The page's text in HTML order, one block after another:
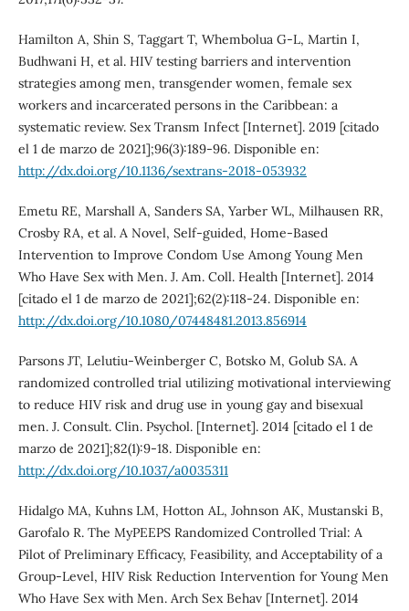
Hamilton A, Shin S, Taggart T, Whembolua G-L, Martin I,
Budhwani H, et al. HIV testing barriers and intervention
strategies among men, transgender women, female sex
workers and incarcerated persons in the Caribbean: a
systematic review. Sex Transm Infect [Internet]. 2019 [citado
el 1 de marzo de 2021];96(3):189-96. Disponible en:
http://dx.doi.org/10.1136/sextrans-2018-053932
Emetu RE, Marshall A, Sanders SA, Yarber WL, Milhausen RR,
Crosby RA, et al. A Novel, Self-guided, Home-Based
Intervention to Improve Condom Use Among Young Men
Who Have Sex with Men. J. Am. Coll. Health [Internet]. 2014
[citado el 1 de marzo de 2021];62(2):118-24. Disponible en:
http://dx.doi.org/10.1080/07448481.2013.856914
Parsons JT, Lelutiu-Weinberger C, Botsko M, Golub SA. A
randomized controlled trial utilizing motivational interviewing
to reduce HIV risk and drug use in young gay and bisexual
men. J. Consult. Clin. Psychol. [Internet]. 2014 [citado el 1 de
marzo de 2021];82(1):9-18. Disponible en:
http://dx.doi.org/10.1037/a0035311
Hidalgo MA, Kuhns LM, Hotton AL, Johnson AK, Mustanski B,
Garofalo R. The MyPEEPS Randomized Controlled Trial: A
Pilot of Preliminary Efficacy, Feasibility, and Acceptability of a
Group-Level, HIV Risk Reduction Intervention for Young Men
Who Have Sex with Men. Arch Sex Behav [Internet]. 2014